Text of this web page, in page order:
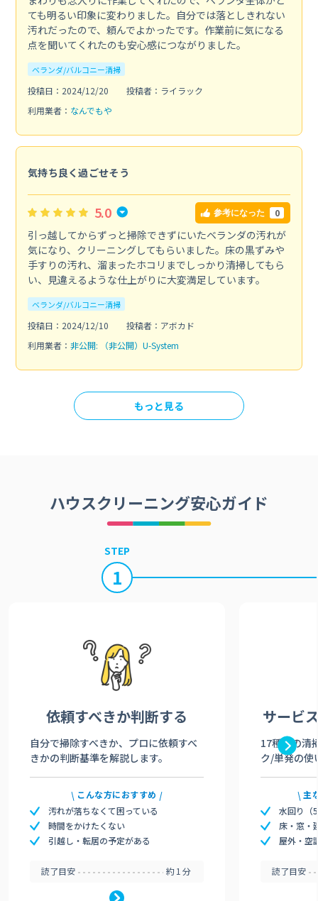
ても明るい印象に変わりました。自分では落としきれない
汚れだったので、頼んでよかったです。作業前に気になる
点を聞いてくれたのも安心感につながりました。
ベランダ/バルコニー清掃
投稿日：2024/12/20
投稿者：ライラック
利用業者： なんでもや
気持ち良く過ごせそう
5.0 参考になった 0
引っ越してからずっと掃除できずにいたベランダの汚れが
気になり、クリーニングしてもらいました。床の黒ずみや
手すりの汚れ、溜まったホコリまでしっかり清掃してもら
い、見違えるような仕上がりに大変満足しています。
ベランダ/バルコニー清掃
投稿日：2024/12/10
投稿者：アボカド
利用業者： 非公開: （非公開）U-System
もっと見る
ハウスクリーニング安心ガイド
STEP
1
依頼すべきか判断する
自分で掃除すべきか、プロに依頼すべ
きかの判断基準を解説します。
こんな方におすすめ
汚れが落ちなくて困っている
時間をかけたくない
引越し・転居の予定がある
読了目安 約1分
サービ
17種類の清
ク/単発の使
主
水回り（
床・窓・
屋外・空
読了目安